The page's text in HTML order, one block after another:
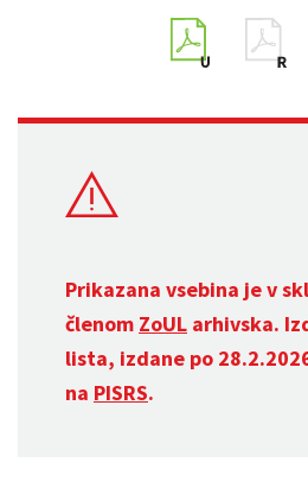
Prikazana vsebina je v
členom ZoUL arhivska.
lista, izdane po
na PISRS.